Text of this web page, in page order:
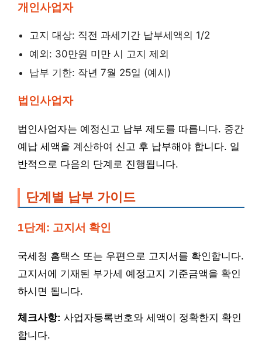
개인사업자
고지 대상: 직전 과세기간 납부세액의 1/2
예외: 30만원 미만 시 고지 제외
납부 기한: 작년 7월 25일 (예시)
법인사업자
법인사업자는 예정신고 납부 제도를 따릅니다. 중간
예납 세액을 계산하여 신고 후 납부해야 합니다. 일
반적으로 다음의 단계로 진행됩니다.
단계별 납부 가이드
1단계: 고지서 확인
국세청 홈택스 또는 우편으로 고지서를 확인합니다.
고지서에 기재된 부가세 예정고지 기준금액을 확인
하시면 됩니다.
체크사항: 사업자등록번호와 세액이 정확한지 확인
합니다.